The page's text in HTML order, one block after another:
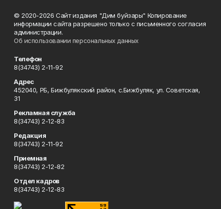
© 2020-2026 Сайт издания "Дим буйзары" Копирование
информации сайта разрешено только с письменного согласия
администрации.
Об использовании персональных данных
Телефон
8(34743) 2-11-92
Адрес
452040, РБ, Бижбулякский район, с.Бижбуляк, ул. Советская,
31
Рекламная служба
8(34743) 2-12-83
Редакция
8(34743) 2-11-92
Приемная
8(34743) 2-12-82
Отдел кадров
8(34743) 2-12-83